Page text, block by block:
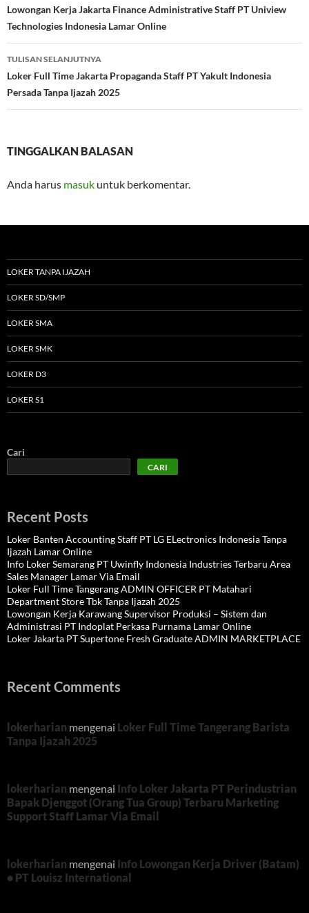
Tulisan
Lowongan Kerja Jakarta Finance Administrative Staff PT Uniview
Technologies Indonesia Lamar Online
TULISAN SELANJUTNYA
Loker Full Time Jakarta Propaganda Staff PT Yakult Indonesia
Persada Tanpa Ijazah 2025
TINGGALKAN BALASAN
Anda harus masuk untuk berkomentar.
LOKER TANPA IJAZAH
LOKER SD/SMP
LOKER SMA
LOKER SMK
LOKER D3
LOKER S1
Cari
CARI
Recent Posts
Loker Banten Accounting Staff PT LG ELectronics Indonesia Tanpa
Ijazah Lamar Online
Info Loker Semarang PT Uwinfly Indonesia Industries Terbaru Area
Sales Manager Lamar Via Email
Loker Full Time Tangerang ADMIN OFFICER PT Matahari
Department Store Tbk Tanpa Ijazah 2025
Lowongan Kerja Karawang Supervisor Produksi – Sistem dan
Administrasi PT Indoplat Perkasa Purnama Lamar Online
Loker Jakarta PT Supertone Fresh Graduate ADMIN MARKETPLACE
Recent Comments
lokerharian mengenai Loker Full Time Tangerang Barista
Tanpa Ijazah 2025
lokerharian mengenai Info Loker Jakarta PT Perindustrian
Bapak Djenggot (Orang Tua Group) Terbaru Marketing
Support Staff Lamar Via Email
lokerharian mengenai Info Lowongan Kerja Driver (Batam)
• PT Louisz International